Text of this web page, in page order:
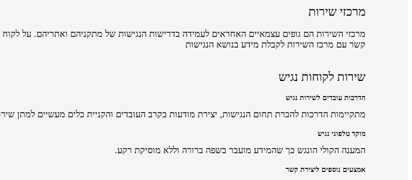
מרכזי שירות
מרכזי השירות הם גופים עצמאיים האחראים לעמידה בדרישות הנגישות של מתקניהם ואתריהם. על
קשר עם מרכז השירות לקבלת מידע בנושא הנגישות
שירות לקוחות נגיש
הדרכות עובדים לשירות נגיש
מתקיימות הדרכות להכרת תחום הנגישות, יצירת מודעות בקרב העובדים והקניית כלים מעשיים למתן
מוקד טלפוני נגיש
המענה הקולי הונגש כך שהמידע מועבר בשפה ברורה וללא מוסיקת רקע.
אמצעים נוספים ליצירת קשר